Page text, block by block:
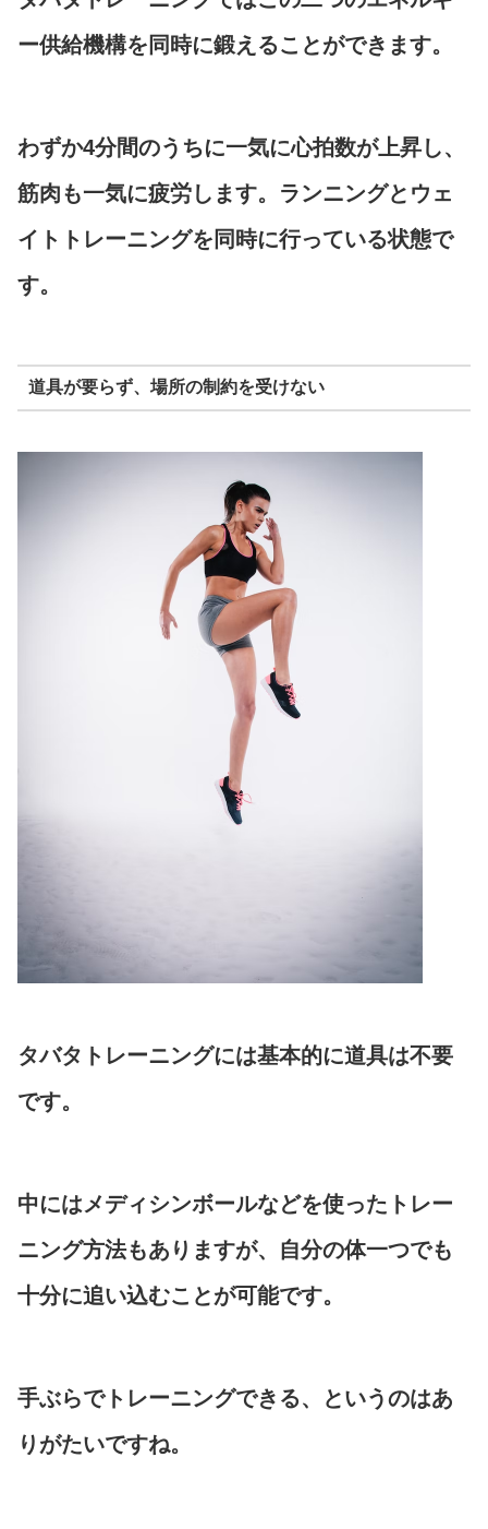
ー供給機構を同時に鍛えることができます。
わずか4分間のうちに一気に心拍数が上昇し、
筋肉も一気に疲労します。ランニングとウェ
イトトレーニングを同時に行っている状態で
す。
道具が要らず、場所の制約を受けない
タバタトレーニングには基本的に道具は不要
です。
中にはメディシンボールなどを使ったトレー
ニング方法もありますが、自分の体一つでも
十分に追い込むことが可能です。
手ぶらでトレーニングできる、というのはあ
りがたいですね。